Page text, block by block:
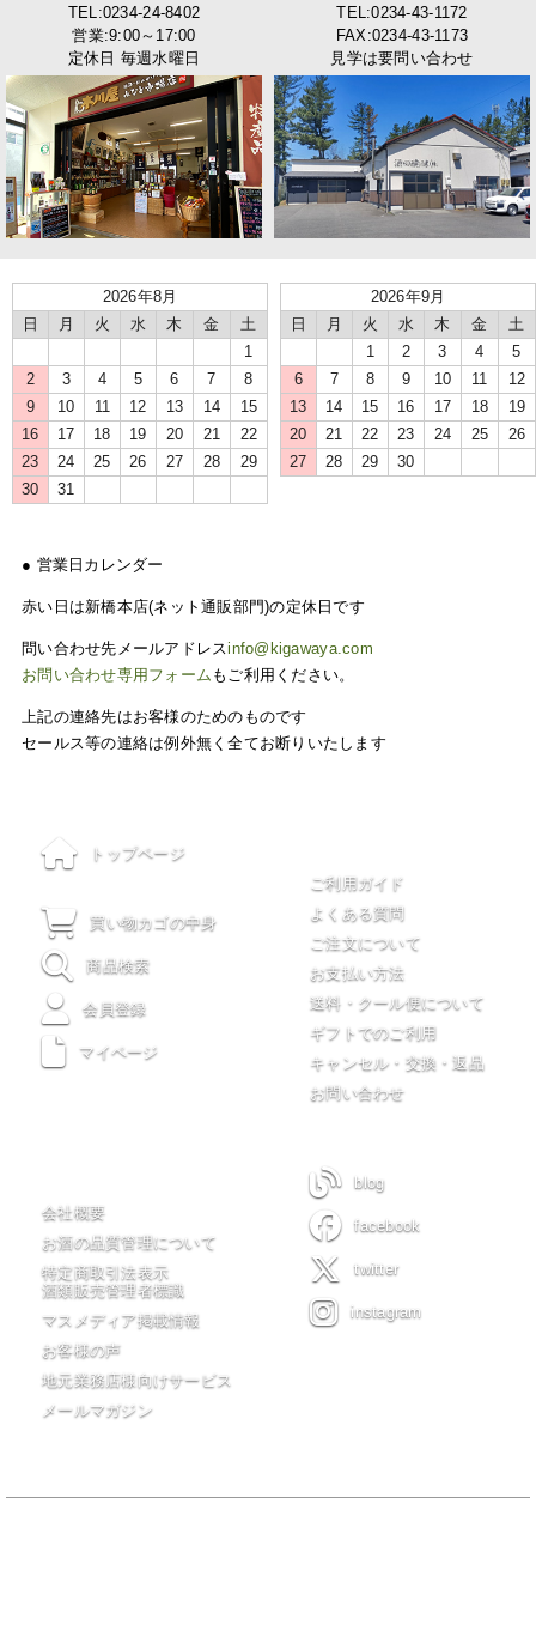
TEL:0234-24-8402
営業:9:00～17:00
定休日 毎週水曜日
TEL:0234-43-1172
FAX:0234-43-1173
見学は要問い合わせ
2026年8月
日
月 火 水 木 金
土
1
2
3 4 5 6 7
8
9
10 11 12 13 14
15
16
17 18 19 20 21
22
23
24 25 26 27 28
29
30
31
2026年9月
日
月 火 水 木 金
土
1
2 3 4
5
6
7 8 9 10 11
12
13
14 15 16 17 18
19
20
21 22 23 24 25
26
27
28 29 30
● 営業日カレンダー
赤い日は新橋本店(ネット通販部門)の定休日です
問い合わせ先メールアドレスinfo@kigawaya.com
お問い合わせ専用フォーム もご利用ください。
上記の連絡先はお客様のためのものです
セールス等の連絡は例外無く全てお断りいたします
トップページ
買い物カゴの中身
商品検索
会員登録
マイページ
ご利用ガイド
よくある質問
ご注文について
お支払い方法
送料・クール便について
ギフトでのご利用
キャンセル・交換・返品
お問い合わせ
会社概要
お酒の品質管理について
特定商取引法表示
酒類販売管理者標識
マスメディア掲載情報
お客様の声
地元業務店様向けサービス
メールマガジン
blog
facebook
twitter
instagram